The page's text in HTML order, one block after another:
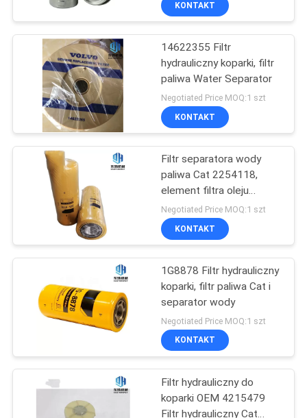
Części pompy
hydraulicznej
koparki
10
Pompa hydrauliczna
koparki
Zawór sterujący
koparki
KONTAKT
14622355 Filtr
hydrauliczny koparki, filtr
paliwa Water Separator
Negotiated Price MOQ:1 szt
KONTAKT
Filtr separatora wody
paliwa Cat 2254118,
element filtra oleju
hydraulicznego
Negotiated Price MOQ:1 szt
KONTAKT
1G8878 Filtr hydrauliczny
koparki, filtr paliwa Cat i
separator wody
Negotiated Price MOQ:1 szt
KONTAKT
Filtr hydrauliczny do
koparki OEM 4215479
Filtr hydrauliczny Cat